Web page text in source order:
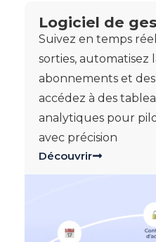
Logiciel de
Suivez en temps
sorties, automatisez
abonnements et
accédez à des
analytiques pour
avec précision
Découvrir